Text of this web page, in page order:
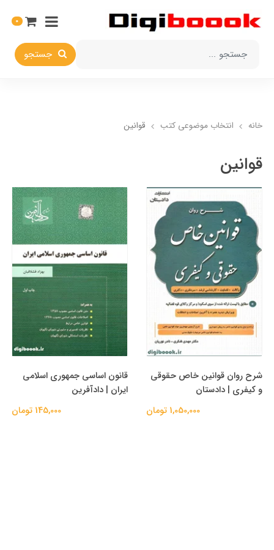
جستجو
0
خانه انتخاب​ موضوعي​ کتب قوانین
قوانین
شرح روان قوانین خاص حقوقی
و کیفری | دادستان
1,050,000 تومان
قانون اساسی جمهوری اسلامی
ایران | دادآفرین
145,000 تومان